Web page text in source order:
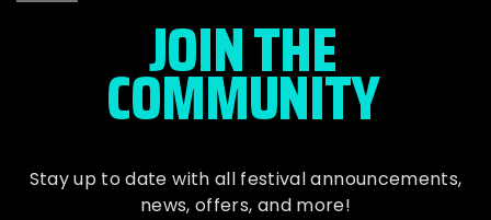
JOIN THE
COMMUNITY
Stay up to date with all festivalannouncements,
news, offers, and more!